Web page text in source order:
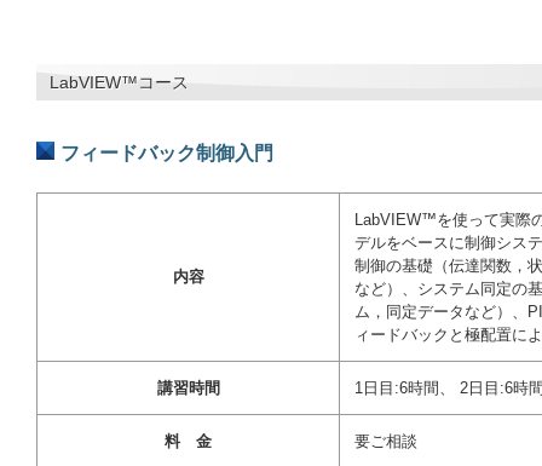
LabVIEW™コース
フィードバック制御入門
内容
LabVIEW™を使って実際
デルをベースに制御シス
制御の基礎（伝達関数，
など）、システム同定の
ム，同定データなど）、
ィードバックと極配置に
講習時間 1日目:6時間、 2日目:6時
料 金 要ご相談